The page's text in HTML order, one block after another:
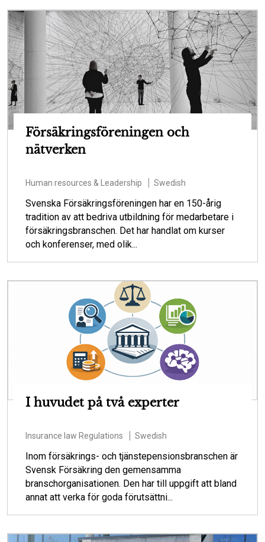
Försäkringsföreningen och
nätverken
Human resources & Leadership Swedish
Svenska Försäkringsföreningen har en 150-årig
tradition av att bedriva utbildning för medarbetare i
försäkringsbranschen. Det har handlat om kurser
och konferenser, med olik...
I huvudet på två experter
Insurance law Regulations Swedish
Inom försäkrings- och tjänstepensionsbranschen är
Svensk Försäkring den gemensamma
branschorganisationen. Den har till uppgift att bland
annat att verka för goda förutsättni...